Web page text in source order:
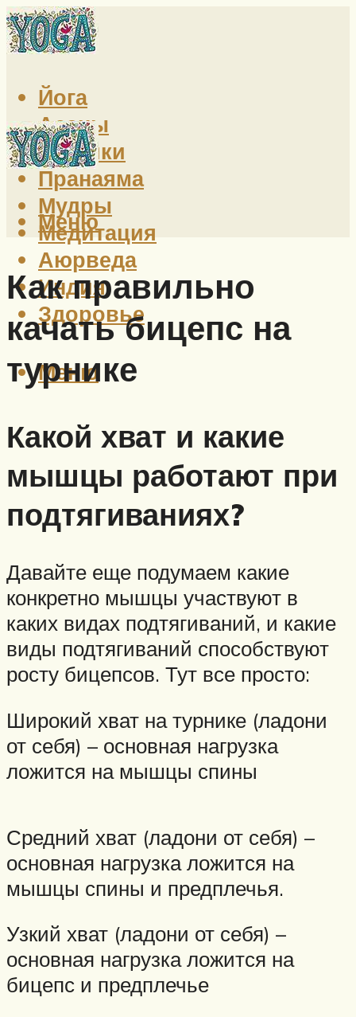
Йога
Асаны
Техники
Пранаяма
Мудры
Медитация
Аюрведа
Индия
Здоровье
Меню
Меню
Как правильно
качать бицепс на
турнике
Какой хват и какие
мышцы работают при
подтягиваниях?
Давайте еще подумаем какие
конкретно мышцы участвуют в
каких видах подтягиваний, и какие
виды подтягиваний способствуют
росту бицепсов. Тут все просто:
Широкий хват на турнике (ладони
от себя) – основная нагрузка
ложится на мышцы спины
Средний хват (ладони от себя) –
основная нагрузка ложится на
мышцы спины и предплечья.
Узкий хват (ладони от себя) –
основная нагрузка ложится на
бицепс и предплечье